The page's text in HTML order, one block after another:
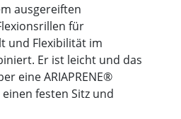
ausgereiften
für
und Flexibilität im
Er ist leicht und das
eine ARIAPRENE®
festen Sitz und